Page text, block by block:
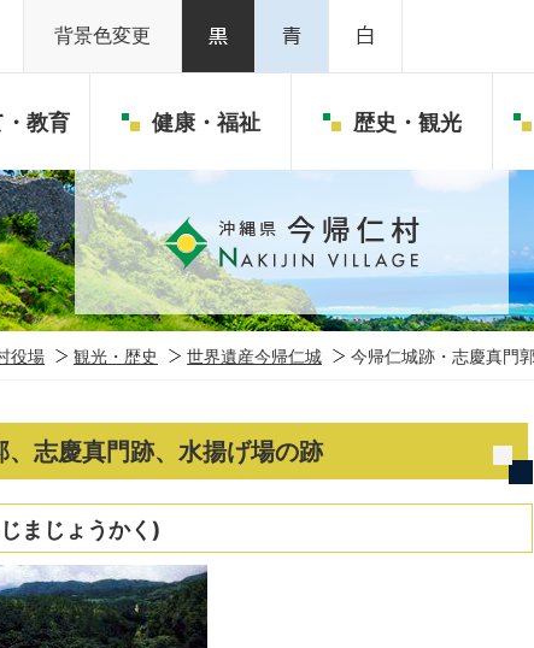
背景色変更
教育 健康・福祉 歴史・観光
役場 観光・歴史 世界遺産今帰仁城 今帰仁城跡・志慶真門
志慶真門跡、水揚げ場の跡
まじょうかく)